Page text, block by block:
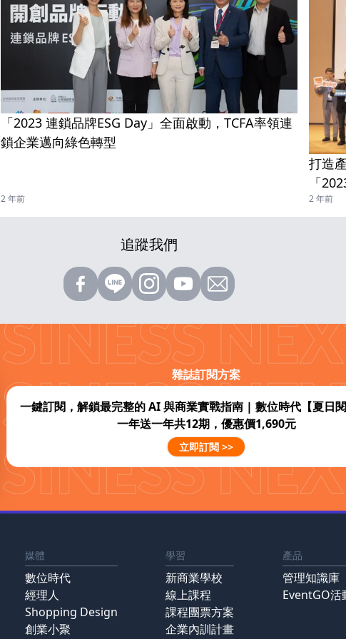
「2023 連鎖品牌ESG Day」全面啟動，TCFA率領連
鎖企業邁向綠色轉型
2 年前
打造
「
2 年前
追蹤我們
雜誌訂閱方案
一鍵訂閱，解鎖最完整的 AI 與商業實戰指南 | 數位時代【夏日
一年送一年共12期，優惠價1,690元
立即訂閱 >>
媒體
數位時代
經理人
Shopping Design
創業小聚
學習
新商業學校
線上課程
課程團票方案
企業內訓計畫
產品
管理知識庫
EventGO活
掌握最新 AI 發展趨
立即訂閱《數位時代》日報、《
訂閱即同意